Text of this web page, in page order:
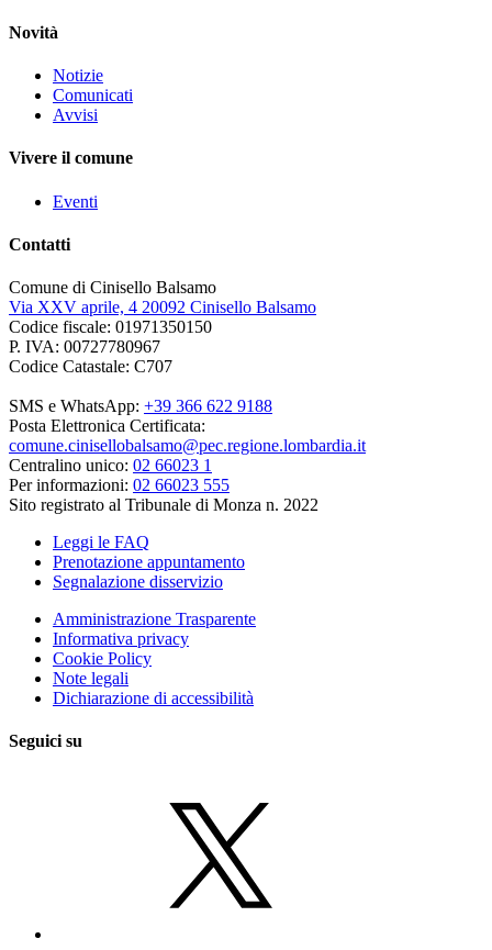
Novità
Notizie
Comunicati
Avvisi
Vivere il comune
Eventi
Contatti
Comune di Cinisello Balsamo
Via XXV aprile, 4 20092 Cinisello Balsamo
Codice fiscale: 01971350150
P. IVA: 00727780967
Codice Catastale: C707
SMS e WhatsApp: +39 366 622 9188
Posta Elettronica Certificata:
comune.cinisellobalsamo@pec.regione.lombardia.it
Centralino unico: 02 66023 1
Per informazioni: 02 66023 555
Sito registrato al Tribunale di Monza n. 2022
Leggi le FAQ
Prenotazione appuntamento
Segnalazione disservizio
Amministrazione Trasparente
Informativa privacy
Cookie Policy
Note legali
Dichiarazione di accessibilità
Seguici su